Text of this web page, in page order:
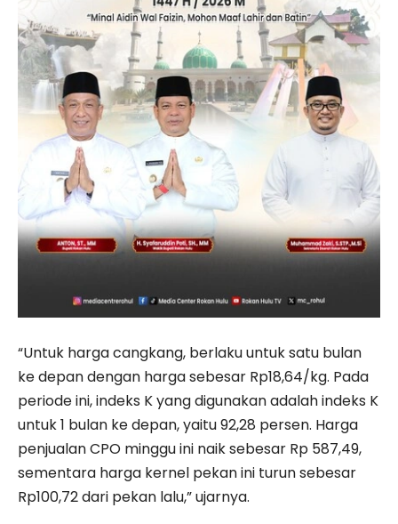
“Untuk harga cangkang, berlaku untuk satu bulan
ke depan dengan harga sebesar Rp18,64/kg. Pada
periode ini, indeks K yang digunakan adalah indeks K
untuk 1 bulan ke depan, yaitu 92,28 persen. Harga
penjualan CPO minggu ini naik sebesar Rp 587,49,
sementara harga kernel pekan ini turun sebesar
Rp100,72 dari pekan lalu,” ujarnya.